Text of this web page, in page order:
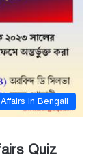
in Bengali
Quiz